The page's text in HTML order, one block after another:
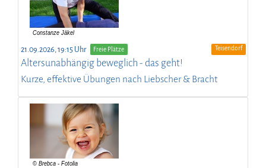
21.09.2026, 19:15 Uhr Freie Plätze Teisendorf
Altersunabhängig beweglich - das geht!
Kurze, effektive Übungen nach Liebscher & Bracht